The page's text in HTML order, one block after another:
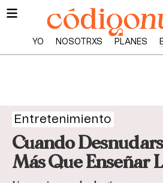
YO NOSOTRXS PLANES
Entretenimiento
Cuando
Más Que Enseñar